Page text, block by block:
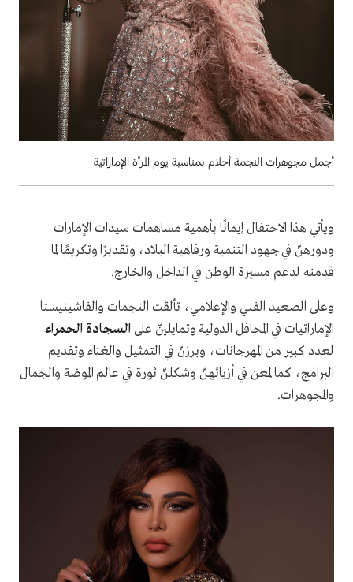
أجمل مجوهرات النجمة أحلام بمناسبة يوم المرأة الإماراتية
ويأتي هذا الاحتفال إيمانًا بأهمية مساهمات سيدات الإمارات
ودورهنّ في جهود التنمية ورفاهية البلاد، وتقديرًا وتكريمًا لما
قدمنه لدعم مسيرة الوطن في الداخل والخارج.
وعلى الصعيد الفني والإعلامي، تألقت النجمات والفاشينيستا
الإماراتيات في المحافل الدولية وتمايلينّ على السجادة الحمراء
لعدد كبير من المهرجانات، وبرزنّ في التمثيل والغناء وتقديم
البرامج، كما لمعن في أزيائهنّ وشكلنّ ثورة في عالم الموضة والجمال
والمجوهرات.